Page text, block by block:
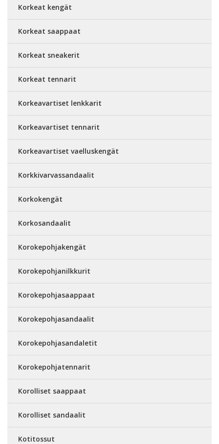
Korkeat kengät
Korkeat saappaat
Korkeat sneakerit
Korkeat tennarit
Korkeavartiset lenkkarit
Korkeavartiset tennarit
Korkeavartiset vaelluskengät
Korkkivarvassandaalit
Korkokengät
Korkosandaalit
Korokepohjakengät
Korokepohjanilkkurit
Korokepohjasaappaat
Korokepohjasandaalit
Korokepohjasandaletit
Korokepohjatennarit
Korolliset saappaat
Korolliset sandaalit
Kotitossut